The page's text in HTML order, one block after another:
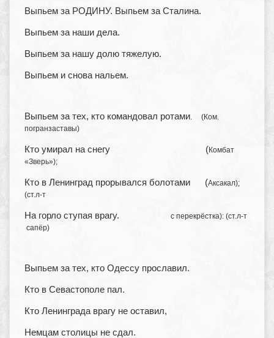
Выпьем за РОДИНУ. Выпьем за Сталина.
Выпьем за наши дела.
Выпьем за нашу долю тяжелую.
Выпьем и снова нальем.
Выпьем за тех, кто командовал ротами. (Ком.
погранзаставы)
Кто умирал на снегу (Комбат
«Зверь»);
Кто в Ленинград прорывался болотами (Аксакал);
(ст.л-т
На горло ступая врагу. с перекрёстка): (ст.л-т
сапёр)
Выпьем за тех, кто Одессу прославил.
Кто в Севастополе пал.
Кто Ленинграда врагу не оставил,
Немцам столицы не сдал.